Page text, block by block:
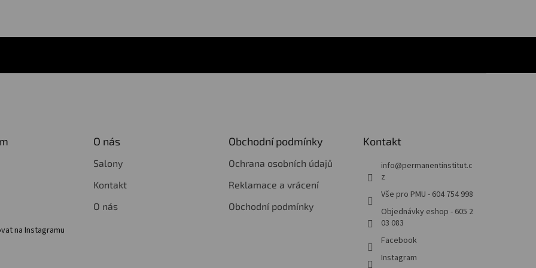
na Instagramu
O nás
Salony
Kontakt
O nás
Obchodní podmínky
Ochrana osobních údajů
Reklamace a vrácení
Obchodní podmínky
Kontakt
info@permanentinstitut.c
z
Vše pro PMU - 604 754 998
Objednávky eshop - 605 2
03 083
Facebook
Instagram